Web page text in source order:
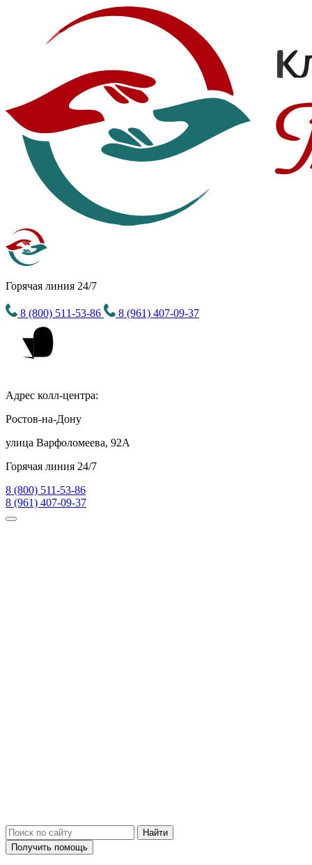
Горячая линия 24/7
8 (800) 511-53-86 8 (961) 407-09-37
Адрес колл-центра:
Ростов-на-Дону
улица Варфоломеева, 92А
Горячая линия 24/7
8 (800) 511-53-86
8 (961) 407-09-37
Получить помощь